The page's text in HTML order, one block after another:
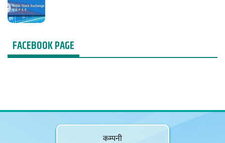
FACEBOOK PAGE
कम्पनी